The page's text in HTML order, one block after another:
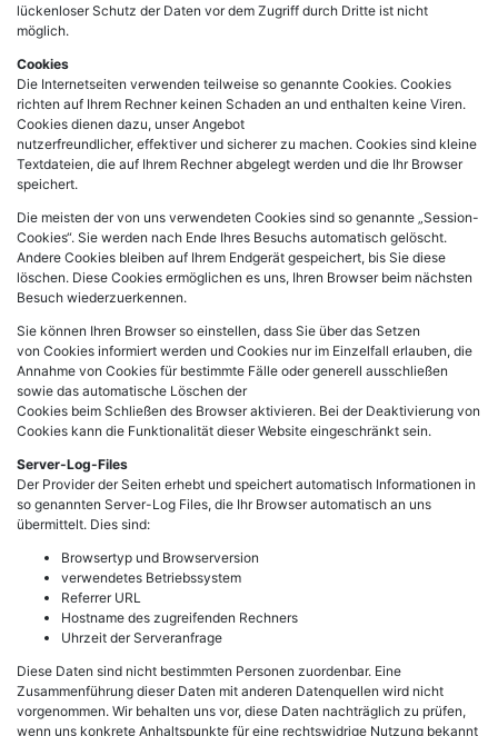
lückenloser Schutz der Daten vor dem Zugriff durch Dritte ist nicht
möglich.
Cookies
Die Internetseiten verwenden teilweise so genannte Cookies. Cookies
richten auf Ihrem Rechner keinen Schaden an und enthalten keine Viren.
Cookies dienen dazu, unser Angebot
nutzerfreundlicher, effektiver und sicherer zu machen. Cookies sind kleine
Textdateien, die auf Ihrem Rechner abgelegt werden und die Ihr Browser
speichert.
Die meisten der von uns verwendeten Cookies sind so genannte „Session-
Cookies“. Sie werden nach Ende Ihres Besuchs automatisch gelöscht.
Andere Cookies bleiben auf Ihrem Endgerät gespeichert, bis Sie diese
löschen. Diese Cookies ermöglichen es uns, Ihren Browser beim nächsten
Besuch wiederzuerkennen.
Sie können Ihren Browser so einstellen, dass Sie über das Setzen
von Cookies informiert werden und Cookies nur im Einzelfall erlauben, die
Annahme von Cookies für bestimmte Fälle oder generell ausschließen
sowie das automatische Löschen der
Cookies beim Schließen des Browser aktivieren. Bei der Deaktivierung von
Cookies kann die Funktionalität dieser Website eingeschränkt sein.
Server-Log-Files
Der Provider der Seiten erhebt und speichert automatisch Informationen in
so genannten Server-Log Files, die Ihr Browser automatisch an uns
übermittelt. Dies sind:
Browsertyp und Browserversion
verwendetes Betriebssystem
Referrer URL
Hostname des zugreifenden Rechners
Uhrzeit der Serveranfrage
Diese Daten sind nicht bestimmten Personen zuordenbar. Eine
Zusammenführung dieser Daten mit anderen Datenquellen wird nicht
vorgenommen. Wir behalten uns vor, diese Daten nachträglich zu prüfen,
wenn uns konkrete Anhaltspunkte für eine rechtswidrige Nutzung bekannt